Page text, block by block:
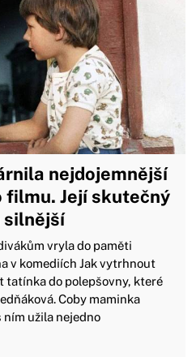
nejdojemnější
filmu. Její skutečný
silnější
vryla do paměti
v komediích Jak vytrhnout
tatínka do polepšovny, které
Coby maminka
ním užila nejedno